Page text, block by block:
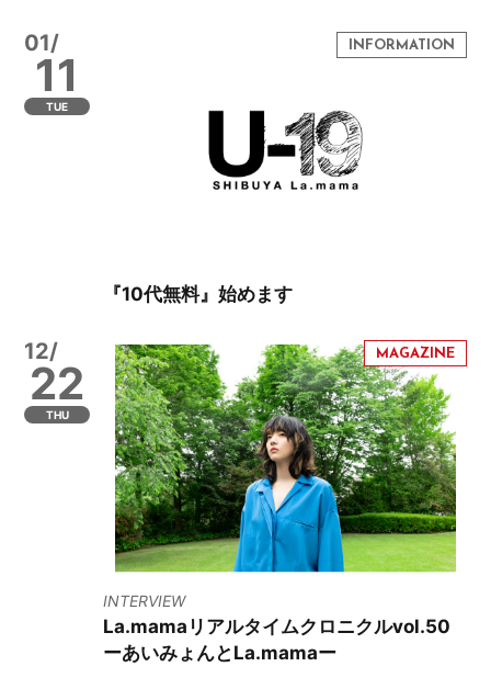
01/
11
TUE
『10代無料』始めます
12/
22
THU
INTERVIEW
La.mamaリアルタイムクロニクルvol.50
ーあいみょんとLa.mamaー